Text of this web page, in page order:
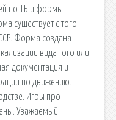
по ТБ и формы
существует с того
Форма создана
вида того или
документация и
по движению.
Игры про
Уважаемый